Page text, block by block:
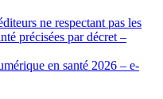
ne respectant pas les
précisées par décret –
en santé 2026 – e-